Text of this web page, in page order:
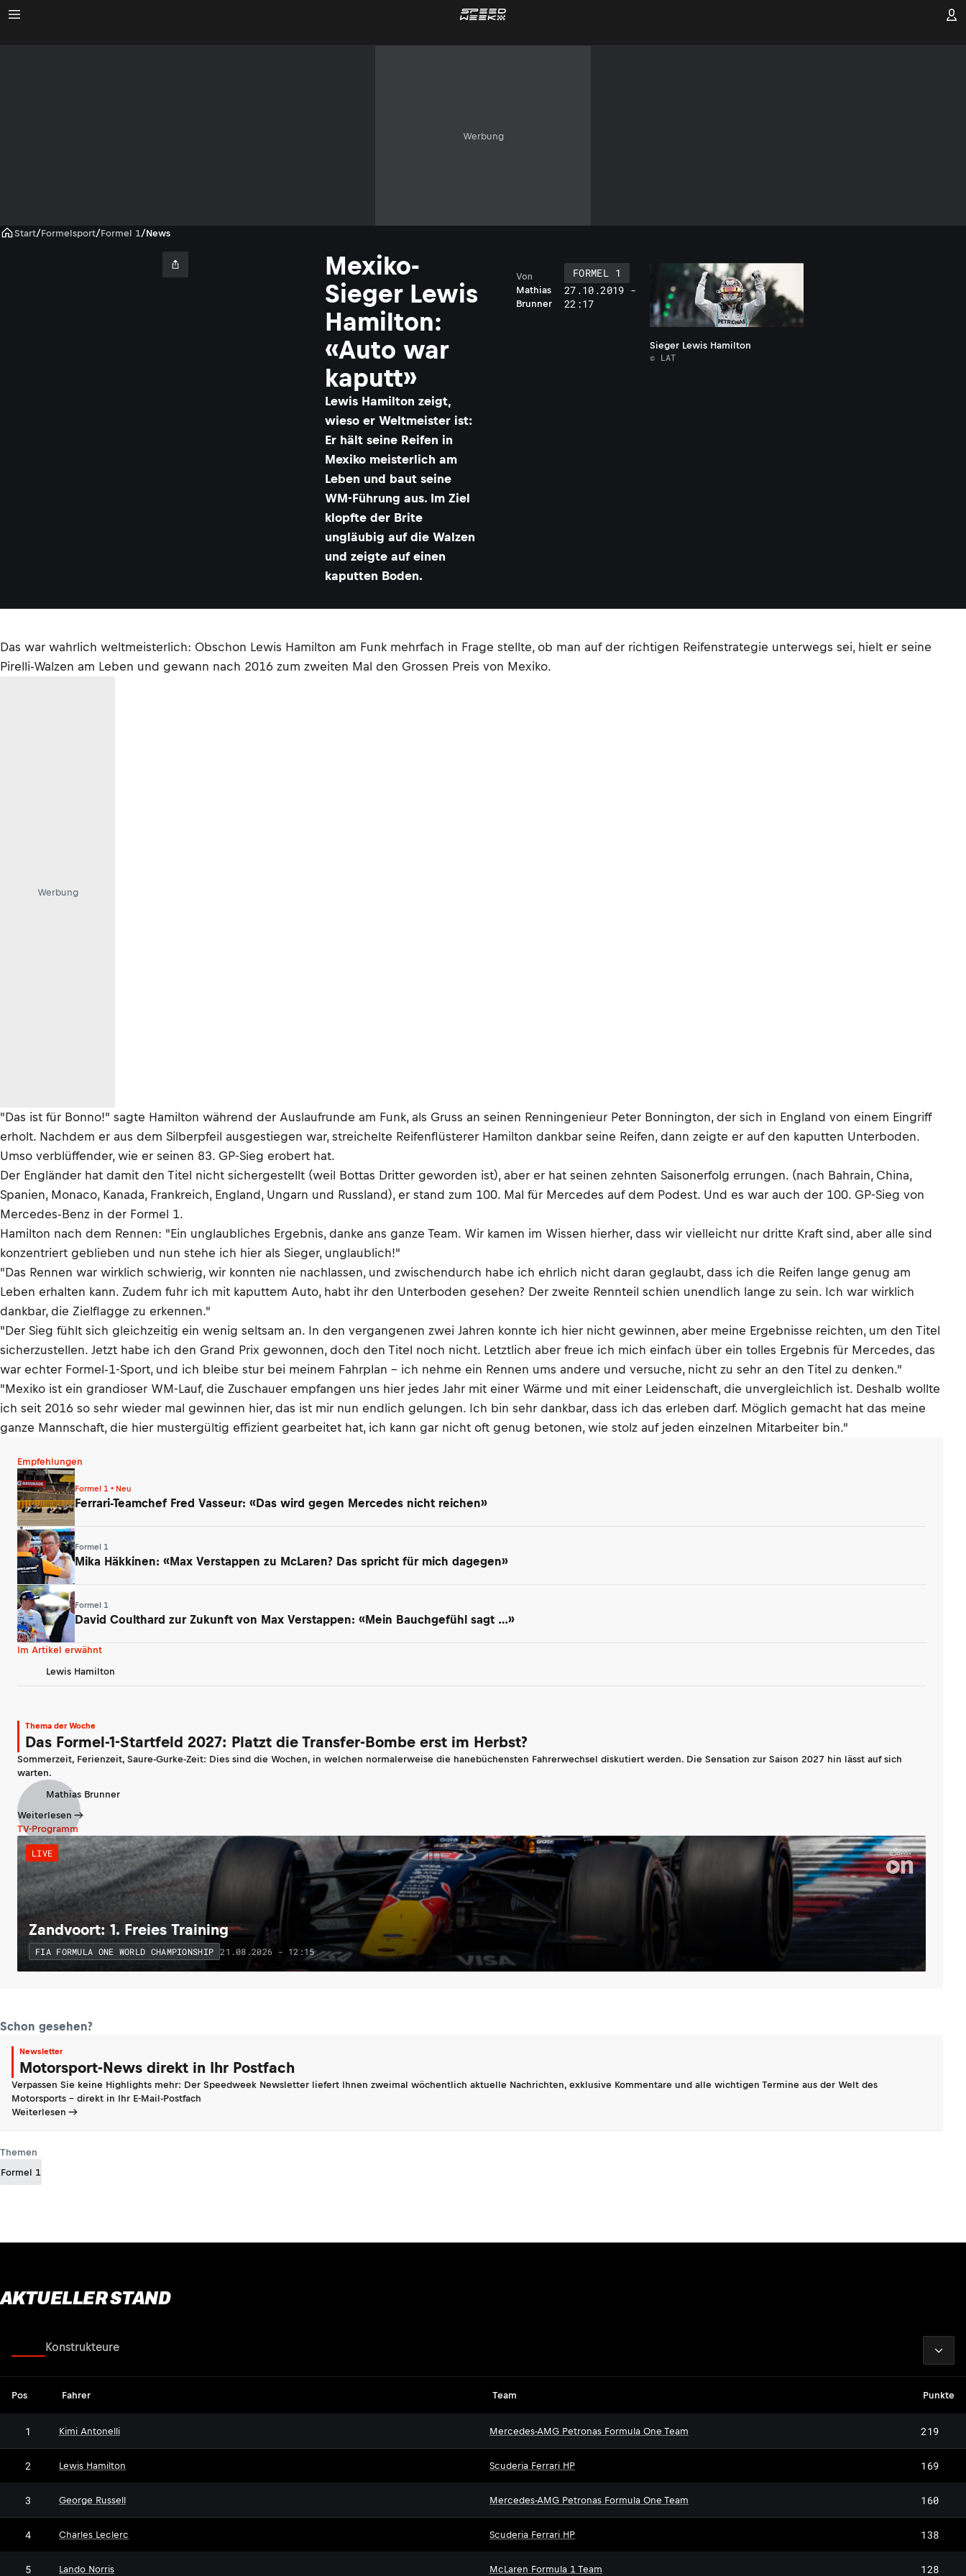
Werbung
Start/Formelsport/Formel 1/News
Mexiko-
Sieger Lewis
Hamilton:
«Auto war
kaputt»
​Lewis Hamilton zeigt,
wieso er Weltmeister ist:
Er hält seine Reifen in
Mexiko meisterlich am
Leben und baut seine
WM-Führung aus. Im Ziel
klopfte der Brite
ungläubig auf die Walzen
und zeigte auf einen
kaputten Boden.
Mathias
Brunner
Von
FORMEL 1
27.10.2019 -
22:17
Sieger Lewis Hamilton
© LAT
Das war wahrlich weltmeisterlich: Obschon Lewis Hamilton am Funk mehrfach in Frage stellte, ob man auf der richtigen Reifenstrategie unterwegs sei, hielt er seine
Pirelli-Walzen am Leben und gewann nach 2016 zum zweiten Mal den Grossen Preis von Mexiko.
Werbung
"Das ist für Bonno!" sagte Hamilton während der Auslaufrunde am Funk, als Gruss an seinen Renningenieur Peter Bonnington, der sich in England von einem Eingriff
erholt. Nachdem er aus dem Silberpfeil ausgestiegen war, streichelte Reifenflüsterer Hamilton dankbar seine Reifen, dann zeigte er auf den kaputten Unterboden.
Umso verblüffender, wie er seinen 83. GP-Sieg erobert hat.
Der Engländer hat damit den Titel nicht sichergestellt (weil Bottas Dritter geworden ist), aber er hat seinen zehnten Saisonerfolg errungen. (nach Bahrain, China,
Spanien, Monaco, Kanada, Frankreich, England, Ungarn und Russland), er stand zum 100. Mal für Mercedes auf dem Podest. Und es war auch der 100. GP-Sieg von
Mercedes-Benz in der Formel 1.
Hamilton nach dem Rennen: "Ein unglaubliches Ergebnis, danke ans ganze Team. Wir kamen im Wissen hierher, dass wir vielleicht nur dritte Kraft sind, aber alle sind
konzentriert geblieben und nun stehe ich hier als Sieger, unglaublich!"
"Das Rennen war wirklich schwierig, wir konnten nie nachlassen, und zwischendurch habe ich ehrlich nicht daran geglaubt, dass ich die Reifen lange genug am
Leben erhalten kann. Zudem fuhr ich mit kaputtem Auto, habt ihr den Unterboden gesehen? Der zweite Rennteil schien unendlich lange zu sein. Ich war wirklich
dankbar, die Zielflagge zu erkennen."
"Der Sieg fühlt sich gleichzeitig ein wenig seltsam an. In den vergangenen zwei Jahren konnte ich hier nicht gewinnen, aber meine Ergebnisse reichten, um den Titel
sicherzustellen. Jetzt habe ich den Grand Prix gewonnen, doch den Titel noch nicht. Letztlich aber freue ich mich einfach über ein tolles Ergebnis für Mercedes, das
war echter Formel-1-Sport, und ich bleibe stur bei meinem Fahrplan – ich nehme ein Rennen ums andere und versuche, nicht zu sehr an den Titel zu denken."
"Mexiko ist ein grandioser WM-Lauf, die Zuschauer empfangen uns hier jedes Jahr mit einer Wärme und mit einer Leidenschaft, die unvergleichlich ist. Deshalb wollte
ich seit 2016 so sehr wieder mal gewinnen hier, das ist mir nun endlich gelungen. Ich bin sehr dankbar, dass ich das erleben darf. Möglich gemacht hat das meine
ganze Mannschaft, die hier mustergültig effizient gearbeitet hat, ich kann gar nicht oft genug betonen, wie stolz auf jeden einzelnen Mitarbeiter bin."
Empfehlungen
Formel 1 • Neu
Ferrari-Teamchef Fred Vasseur: «Das wird gegen Mercedes nicht reichen»
Formel 1
Mika Häkkinen: «Max Verstappen zu McLaren? Das spricht für mich dagegen»
Formel 1
David Coulthard zur Zukunft von Max Verstappen: «Mein Bauchgefühl sagt …»
Im Artikel erwähnt
Lewis Hamilton
Thema der Woche
Das Formel-1-Startfeld 2027: Platzt die Transfer-Bombe erst im Herbst?
Sommerzeit, Ferienzeit, Saure-Gurke-Zeit: Dies sind die Wochen, in welchen normalerweise die hanebüchensten Fahrerwechsel diskutiert werden. Die Sensation zur Saison 2027 hin lässt auf sich
warten.
Mathias Brunner
Weiterlesen
TV-Programm
LIVE
Zandvoort: 1. Freies Training
FIA FORMULA ONE WORLD CHAMPIONSHIP 21.08.2026 - 12:15
Schon gesehen?
Newsletter
Motorsport-News direkt in Ihr Postfach
Verpassen Sie keine Highlights mehr: Der Speedweek Newsletter liefert Ihnen zweimal wöchentlich aktuelle Nachrichten, exklusive Kommentare und alle wichtigen Termine aus der Welt des
Motorsports - direkt in Ihr E-Mail-Postfach
Weiterlesen
Themen
Formel 1
AKTUELLER STAND
Konstrukteure
Pos Fahrer Team Punkte
1 Kimi Antonelli Mercedes-AMG Petronas Formula One Team 219
2 Lewis Hamilton Scuderia Ferrari HP 169
3 George Russell Mercedes-AMG Petronas Formula One Team 160
4 Charles Leclerc Scuderia Ferrari HP 138
5 Lando Norris McLaren Formula 1 Team 128